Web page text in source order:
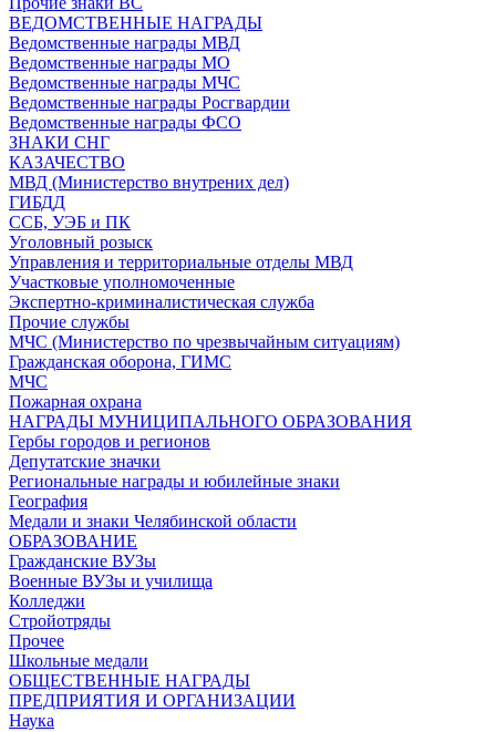
ВЕДОМСТВЕННЫЕ НАГРАДЫ
Ведомственные награды МВД
Ведомственные награды МО
Ведомственные награды МЧС
Ведомственные награды Росгвардии
Ведомственные награды ФСО
ЗНАКИ СНГ
КАЗАЧЕСТВО
МВД (Министерство внутрених дел)
ГИБДД
ССБ, УЭБ и ПК
Уголовный розыск
Управления и территориальные отделы МВД
Участковые уполномоченные
Экспертно-криминалистическая служба
Прочие службы
МЧС (Министерство по чрезвычайным ситуациям)
Гражданская оборона, ГИМС
МЧС
Пожарная охрана
НАГРАДЫ МУНИЦИПАЛЬНОГО ОБРАЗОВАНИЯ
Гербы городов и регионов
Депутатские значки
Региональные награды и юбилейные знаки
География
Медали и знаки Челябинской области
ОБРАЗОВАНИЕ
Гражданские ВУЗы
Военные ВУЗы и училища
Колледжи
Стройотряды
Прочее
Школьные медали
ОБЩЕСТВЕННЫЕ НАГРАДЫ
ПРЕДПРИЯТИЯ И ОРГАНИЗАЦИИ
Наука